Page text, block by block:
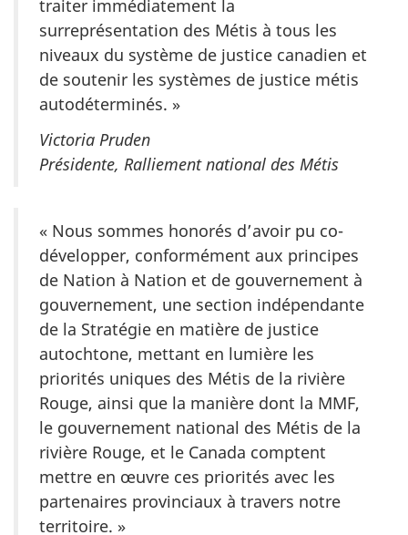
traiter immédiatement la
surreprésentation des Métis à tous les
niveaux du système de justice canadien et
de soutenir les systèmes de justice métis
autodéterminés. »
Victoria Pruden
Présidente, Ralliement national des Métis
« Nous sommes honorés d’avoir pu co-
développer, conformément aux principes
de Nation à Nation et de gouvernement à
gouvernement, une section indépendante
de la Stratégie en matière de justice
autochtone, mettant en lumière les
priorités uniques des Métis de la rivière
Rouge, ainsi que la manière dont la MMF,
le gouvernement national des Métis de la
rivière Rouge, et le Canada comptent
mettre en œuvre ces priorités avec les
partenaires provinciaux à travers notre
territoire. »